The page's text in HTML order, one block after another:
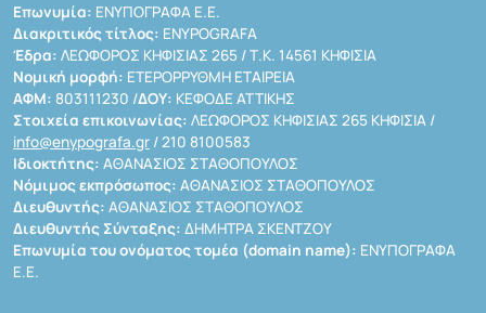
Επωνυμία: ΕΝΥΠΟΓΡΑΦΑ Ε.Ε.
Διακριτικός τίτλος: ENYPOGRAFA
Έδρα: ΛΕΩΦΟΡΟΣ ΚΗΦΙΣΙΑΣ 265 / Τ.Κ. 14561 ΚΗΦΙΣΙΑ
Νομική μορφή: ΕΤΕΡΟΡΡΥΘΜΗ ΕΤΑΙΡΕΙΑ
ΑΦΜ: 803111230 /ΔΟΥ: ΚΕΦΟΔΕ ΑΤΤΙΚΗΣ
Στοιχεία επικοινωνίας: ΛΕΩΦΟΡΟΣ ΚΗΦΙΣΙΑΣ 265 ΚΗΦΙΣΙΑ /
info@enypografa.gr / 210 8100583
Ιδιοκτήτης: ΑΘΑΝΑΣΙΟΣ ΣΤΑΘΟΠΟΥΛΟΣ
Νόμιμος εκπρόσωπος: ΑΘΑΝΑΣΙΟΣ ΣΤΑΘΟΠΟΥΛΟΣ
Διευθυντής: ΑΘΑΝΑΣΙΟΣ ΣΤΑΘΟΠΟΥΛΟΣ
Διευθυντής Σύνταξης: ΔΗΜΗΤΡΑ ΣΚΕΝΤΖΟΥ
Επωνυμία του ονόματος τομέα (domain name): ΕΝΥΠΟΓΡΑΦΑ
Ε.Ε.